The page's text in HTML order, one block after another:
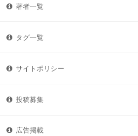
著者一覧
タグ一覧
サイトポリシー
投稿募集
広告掲載